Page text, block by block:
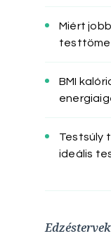
Miért
BMI
Testsúly
ideális